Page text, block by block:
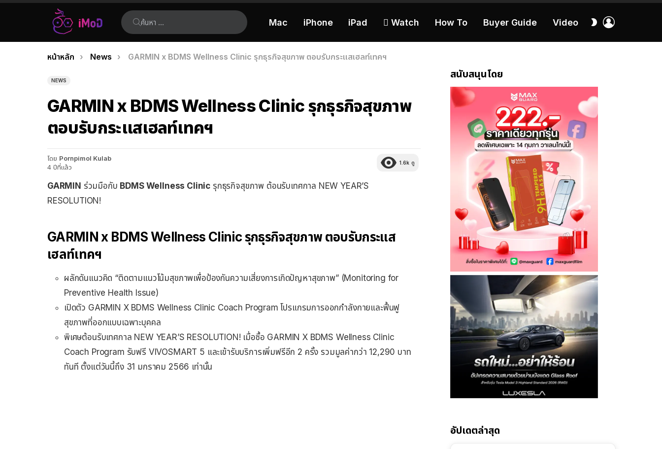
ค้นหา:
Mac iPhone iPad  Watch How To Buyer Guide Video
สลับ
เรื่อง
ล่าสุด
คุณอยู่ที่นี่:
หน้าหลัก News GARMIN x BDMS Wellness Clinic รุกธุรกิจสุขภาพ ตอบรับกระแสเฮลท์เทคฯ
NEWS
GARMIN x BDMS Wellness Clinic รุกธุรกิจสุขภาพ
ตอบรับกระแสเฮลท์เทคฯ
โดย Pornpimol Kulab
4 ปีที่แล้ว
1.6k ดู
GARMIN ร่วมมือกับ BDMS Wellness Clinic รุกธุรกิจสุขภาพ ต้อนรับเทศกาล NEW YEAR’S
RESOLUTION!
GARMIN x BDMS Wellness Clinic รุกธุรกิจสุขภาพ ตอบรับกระแส
เฮลท์เทคฯ
ผลักดันแนวคิด “ติดตามแนวโน้มสุขภาพเพื่อป้องกันความเสี่ยงการเกิดปัญหาสุขภาพ” (Monitoring for
Preventive Health Issue)
เปิดตัว GARMIN X BDMS Wellness Clinic Coach Program โปรแกรมการออกกำลังกายและฟื้นฟู
สุขภาพที่ออกแบบเฉพาะบุคคล
พิเศษต้อนรับเทศกาล NEW YEAR’S RESOLUTION! เมื่อซื้อ GARMIN X BDMS Wellness Clinic
Coach Program รับฟรี VIVOSMART 5 และเข้ารับบริการเพิ่มฟรีอีก 2 ครั้ง รวมมูลค่ากว่า 12,290 บาท
ทันที ตั้งแต่วันนี้ถึง 31 มกราคม 2566 เท่านั้น
สนับสนุนโดย
อัปเดตล่าสุด